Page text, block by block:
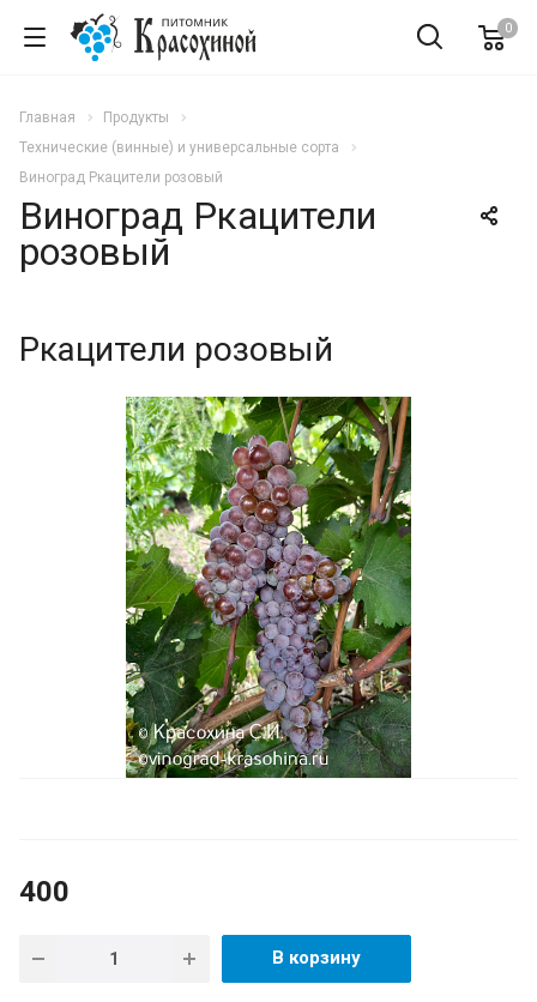
0
Главная
Продукты
Технические (винные) и универсальные сорта
Виноград Ркацители розовый
Виноград Ркацители
розовый
Ркацители розовый
400
В корзину